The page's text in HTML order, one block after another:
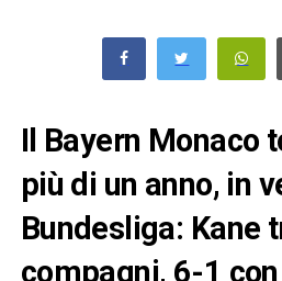
Il Bayern Monaco
più di un anno, in
Bundesliga: Kane
compagni, 6-1